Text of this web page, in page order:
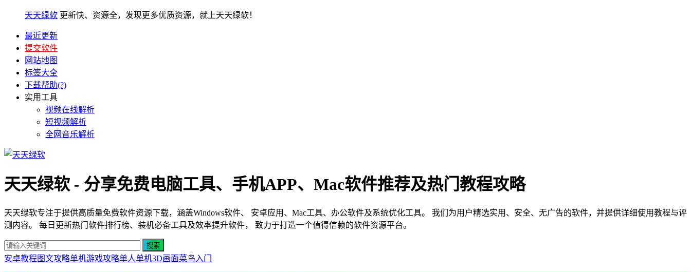
天天绿软 更新快、资源全，发现更多优质资源，就上天天绿软！
最近更新
提交软件
网站地图
标签大全
下载帮助(?)
实用工具
视频在线解析
短视频解析
全网音乐解析
天天绿软 - 分享免费电脑工具、手机APP、Mac软件推荐及热门教程攻略
天天绿软专注于提供高质量免费软件资源下载，涵盖Windows软件、 安卓应用、Mac工具、办公软件及系统优化工具。 我们为用户精选实用、安全、无广告的软件，并提供详细使用教程与评
测内容。 每日更新热门软件排行榜、装机必备工具及效率提升软件， 致力于打造一个值得信赖的软件资源平台。
安卓教程 图文攻略单机游戏攻略单人单机3D画面菜鸟入门